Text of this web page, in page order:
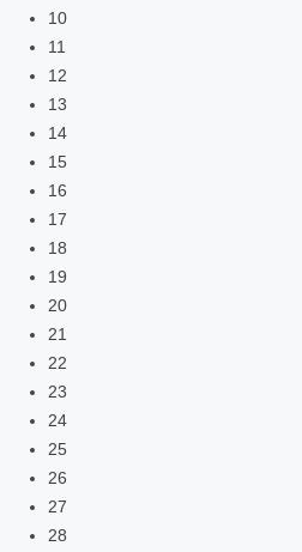
10
11
12
13
14
15
16
17
18
19
20
21
22
23
24
25
26
27
28